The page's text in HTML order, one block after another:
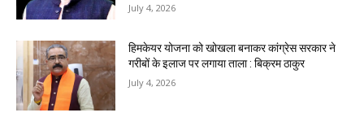
July 4, 2026
हिमकेयर योजना को खोखला बनाकर कांग्रेस सरकार ने
गरीबों के इलाज पर लगाया ताला : बिक्रम ठाकुर
July 4, 2026